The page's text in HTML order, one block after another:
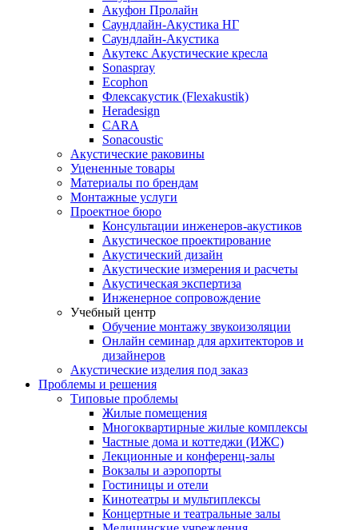
Акуфон Пролайн
Саундлайн-Акустика НГ
Саундлайн-Акустика
Акутекс Акустические кресла
Sonaspray
Ecophon
Флексакустик (Flexakustik)
Heradesign
CARA
Sonacoustic
Акустические раковины
Уцененные товары
Материалы по брендам
Монтажные услуги
Проектное бюро
Консультации инженеров-акустиков
Акустическое проектирование
Акустический дизайн
Акустические измерения и расчеты
Акустическая экспертиза
Инженерное сопровождение
Учебный центр
Обучение монтажу звукоизоляции
Онлайн семинар для архитекторов и
дизайнеров
Акустические изделия под заказ
Проблемы и решения
Типовые проблемы
Жилые помещения
Многоквартирные жилые комплексы
Частные дома и коттеджи (ИЖС)
Лекционные и конференц-залы
Вокзалы и аэропорты
Гостиницы и отели
Кинотеатры и мультиплексы
Концертные и театральные залы